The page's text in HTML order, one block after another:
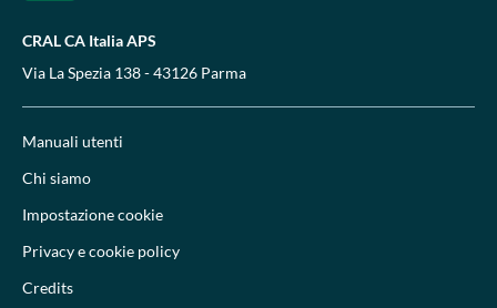
CRAL CA Italia APS
Via La Spezia 138 - 43126 Parma
Manuali utenti
Chi siamo
Impostazione cookie
Privacy e cookie policy
Credits